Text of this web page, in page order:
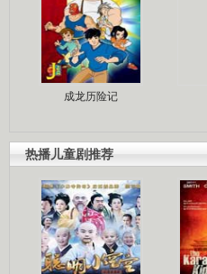
成龙历险记
热播儿童剧推荐